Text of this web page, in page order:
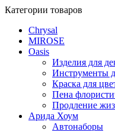
Категории товаров
Chrysal
MIROSE
Oasis
Изделия для
Инструменты
Краска для
Пена
Продление
Арида Хоум
Автонаборы